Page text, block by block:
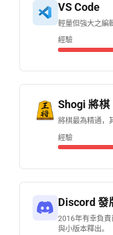
VS Code
輕量但強大之編
經驗
Shogi 將棋
將棋最為精通，
經驗
Discord 發
2016年有幸負責
與小版本釋出。